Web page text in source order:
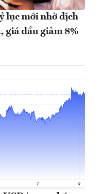
lục mới nhờ dịch
giá dầu giảm 8%